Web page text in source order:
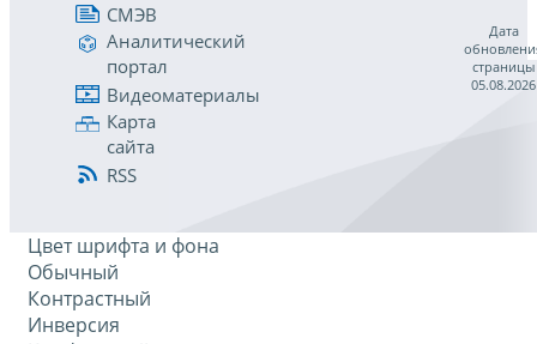
СМЭВ
Аналитический
портал
Видеоматериалы
Карта
сайта
RSS
Дата
страницы
05.08.2026
Цвет шрифта и фона
Обычный
Контрастный
Инверсия